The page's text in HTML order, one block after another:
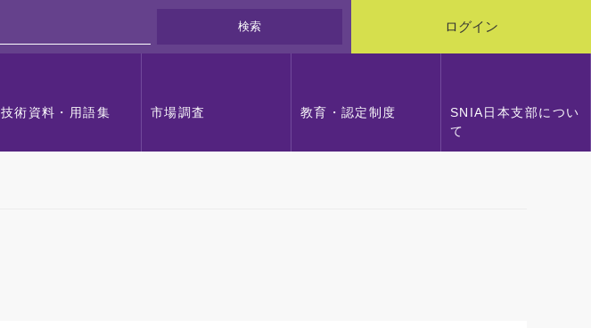
検索 ログイン
技術資料・用語集 市場調査 教育・認定制度
SNIA日本支部につい
て